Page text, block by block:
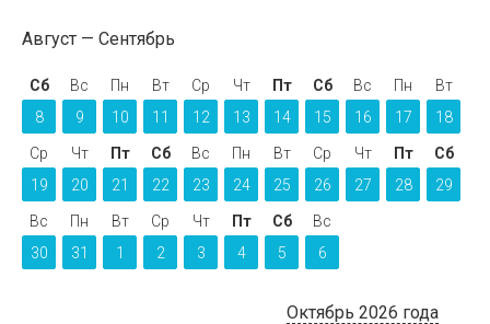
Август Сентябрь
Сб
8
Вс
9
Пн
10
Вт
11
Ср
12
Чт
13
Пт
14
Сб
15
Вс
16
Пн
17
Вт
18
Ср
19
Чт
20
Пт
21
Сб
22
Вс
23
Пн
24
Вт
25
Ср
26
Чт
27
Пт
28
Сб
29
Вс
30
Пн
31
Вт
1
Ср
2
Чт
3
Пт
4
Сб
5
Вс
6
Октябрь 2026 года